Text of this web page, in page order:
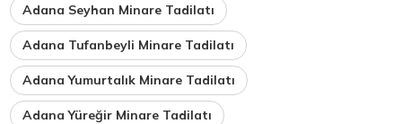
Adana Seyhan Minare Tadilatı
Adana Tufanbeyli Minare Tadilatı
Adana Yumurtalık Minare Tadilatı
Adana Yüreğir Minare Tadilatı